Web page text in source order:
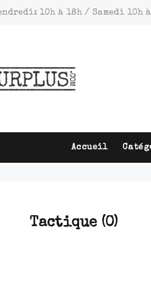
10h à 18h / Samedi 10h
Accueil
Tactique (0)